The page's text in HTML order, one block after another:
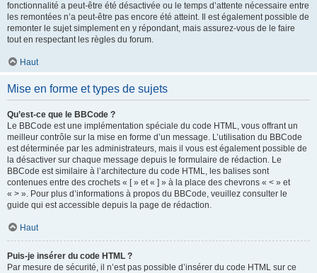
fonctionnalité a peut-être été désactivée ou le temps d’attente nécessaire entre
les remontées n’a peut-être pas encore été atteint. Il est également possible de
remonter le sujet simplement en y répondant, mais assurez-vous de le faire
tout en respectant les règles du forum.
Haut
Mise en forme et types de sujets
Qu’est-ce que le BBCode ?
Le BBCode est une implémentation spéciale du code HTML, vous offrant un
meilleur contrôle sur la mise en forme d’un message. L’utilisation du BBCode
est déterminée par les administrateurs, mais il vous est également possible de
la désactiver sur chaque message depuis le formulaire de rédaction. Le
BBCode est similaire à l’architecture du code HTML, les balises sont
contenues entre des crochets « [ » et « ] » à la place des chevrons « < » et
« > ». Pour plus d’informations à propos du BBCode, veuillez consulter le
guide qui est accessible depuis la page de rédaction.
Haut
Puis-je insérer du code HTML ?
Par mesure de sécurité, il n’est pas possible d’insérer du code HTML sur ce